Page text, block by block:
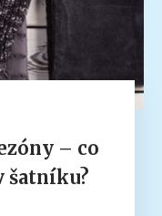
– co
šatníku?